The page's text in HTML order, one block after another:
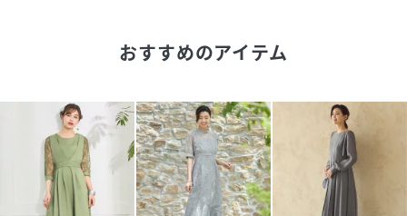
＜裏地＞:ポリエステル100%
JA7090_dsz0101
(dsz0101-332-102 JA7090)
おすすめのアイテム